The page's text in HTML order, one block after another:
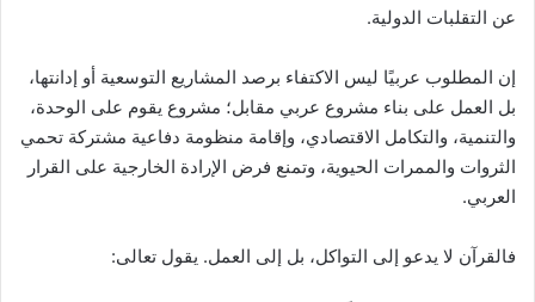
عن التقلبات الدولية.
إن المطلوب عربيًا ليس الاكتفاء برصد المشاريع التوسعية أو إدانتها،
بل العمل على بناء مشروع عربي مقابل؛ مشروع يقوم على الوحدة،
والتنمية، والتكامل الاقتصادي، وإقامة منظومة دفاعية مشتركة تحمي
الثروات والممرات الحيوية، وتمنع فرض الإرادة الخارجية على القرار
العربي.
فالقرآن لا يدعو إلى التواكل، بل إلى العمل. يقول تعالى: